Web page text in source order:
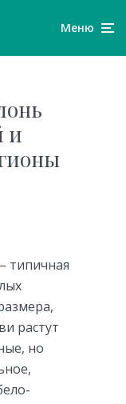
Меню
и
типичная
растут
но